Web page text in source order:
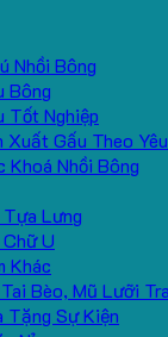
Nhồi Bông
Bông
Tốt Nghiệp
Xuất Gấu Theo
Khoá Nhồi Bông
Lưng
U
Khác
Bèo, Mũ Lưỡi
Tặng Sự Kiện